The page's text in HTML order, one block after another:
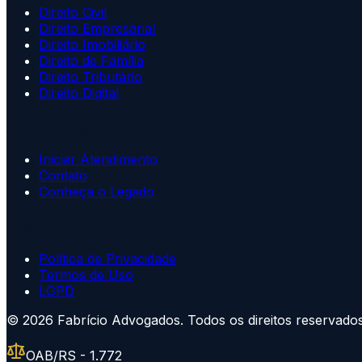
Direito Civil
Direito Empresarial
Direito Imobiliário
Direito de Família
Direito Tributário
Direito Digital
Iniciar Atendimento
Contato
Conheça o Legado
Política de Privacidade
Termos de Uso
LGPD
© 2026 Fabrício Advogados. Todos os direitos
OAB/RS - 1.772